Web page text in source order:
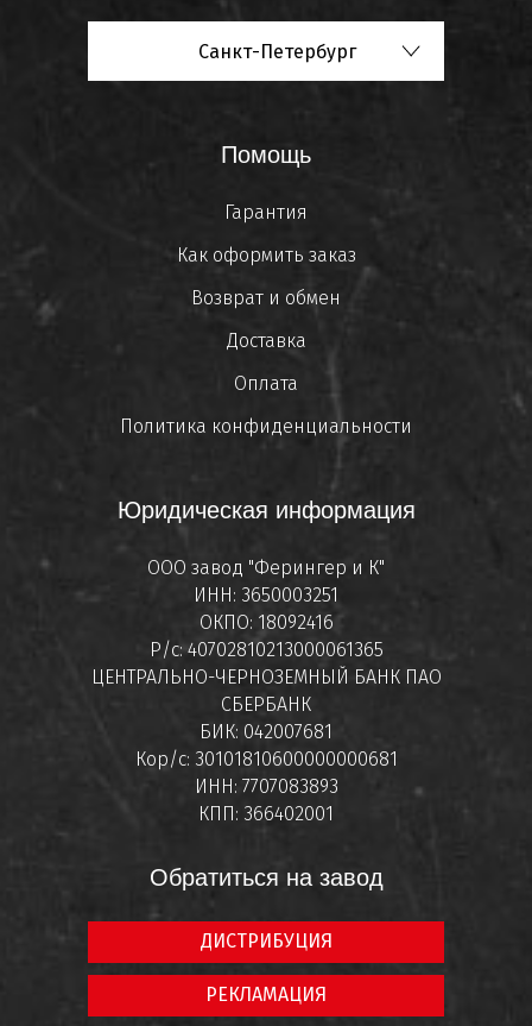
Санкт-Петербург
Помощь
Гарантия
Как оформить заказ
Возврат и обмен
Доставка
Оплата
Политика конфиденциальности
Юридическая информация
ООО завод "Ферингер и К"
ИНН: 3650003251
ОКПО: 18092416
Р/с: 40702810213000061365
ЦЕНТРАЛЬНО-ЧЕРНОЗЕМНЫЙ БАНК ПАО
СБЕРБАНК
БИК: 042007681
Кор/с: 30101810600000000681
ИНН: 7707083893
КПП: 366402001
Обратиться на завод
ДИСТРИБУЦИЯ
РЕКЛАМАЦИЯ